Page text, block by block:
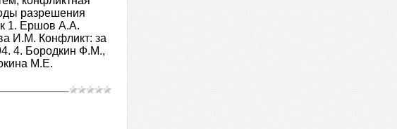
разрешения
1. Ершов А.А.
И.М. Конфликт: за
4. Бородкин Ф.М.,
М.Е.